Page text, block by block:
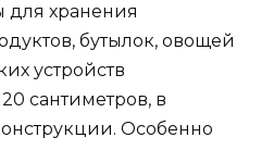
для хранения
бутылок, овощей
устройств
сантиметров, в
Особенно